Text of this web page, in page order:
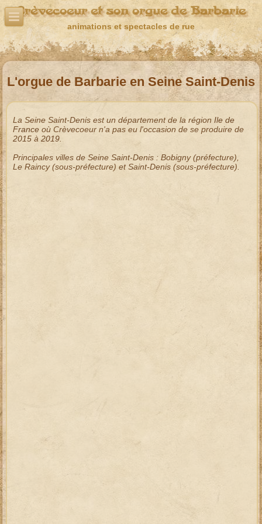
Crèvecoeur et son orgue de Barbarie
animations et spectacles de rue
L'orgue de Barbarie en Seine Saint-Denis
La Seine Saint-Denisest un département de la région Ile de
Franceoù Crèvecoeur n'a pas eu l'occasion de se produire de
2015à 2019.
Principales villes de Seine Saint-Denis: Bobigny(préfecture),
Le Raincy(sous-préfecture) etSaint-Denis(sous-préfecture).